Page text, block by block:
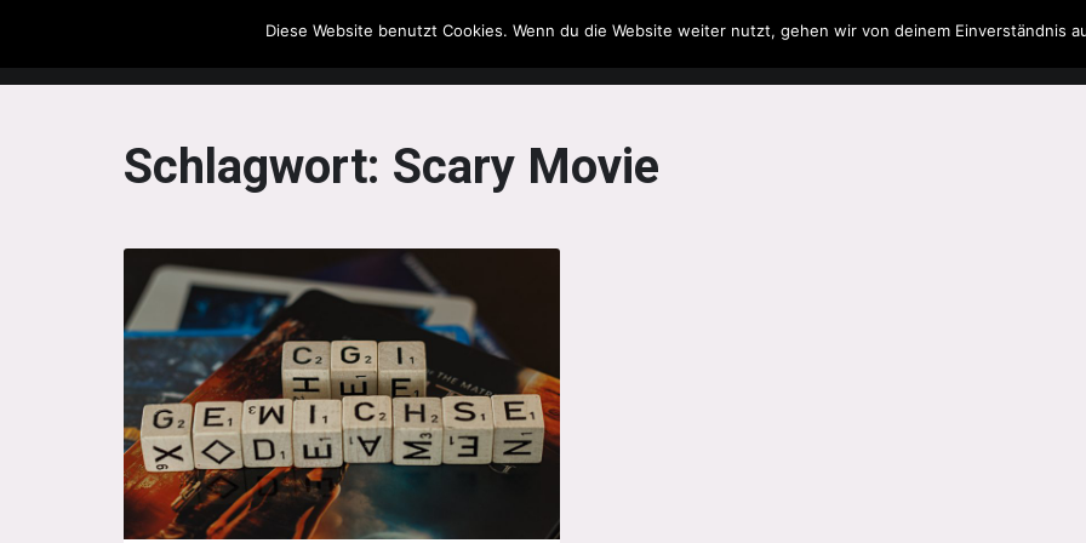
The Howling Men Filme & Serien Musik Spielzeug Literatur
Schlagwort: Scary Movie
Diese Website benutzt Cookies. Wenn du die Website weiter nutzt, gehen wir von deinem Einverständnis